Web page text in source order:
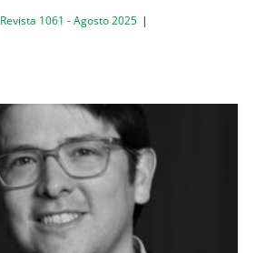
Revista 1061 - Agosto 2025 |